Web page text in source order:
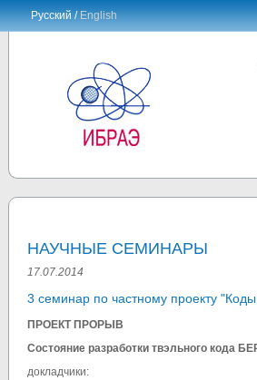
Русский /English
НАУЧНЫЕ СЕМИНАРЫ
17.07.2014
3 cеминар по частному проекту
ПРОЕКТ ПРОРЫВ
Состояние разработки твэльного кода
докладчики: